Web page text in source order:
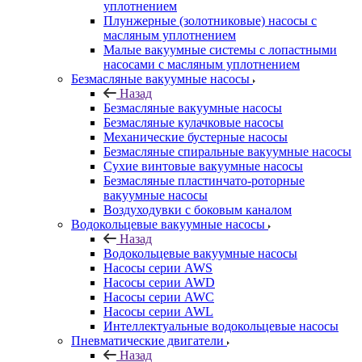
уплотнением
Плунжерные (золотниковые) насосы с
масляным уплотнением
Малые вакуумные системы с лопастными
насосами с масляным уплотнением
Безмасляные вакуумные насосы
Назад
Безмасляные вакуумные насосы
Безмасляные кулачковые насосы
Механические бустерные насосы
Безмасляные спиральные вакуумные насосы
Сухие винтовые вакуумные насосы
Безмасляные пластинчато-роторные
вакуумные насосы
Воздуходувки с боковым каналом
Водокольцевые вакуумные насосы
Назад
Водокольцевые вакуумные насосы
Насосы серии AWS
Насосы серии AWD
Насосы серии AWC
Насосы серии AWL
Интеллектуальные водокольцевые насосы
Пневматические двигатели
Назад